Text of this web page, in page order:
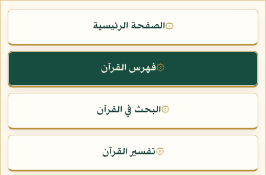
۞الصفحة الرئيسية
۞فهرس القرآن
۞البحث في القرآن
۞تفسير القرآن